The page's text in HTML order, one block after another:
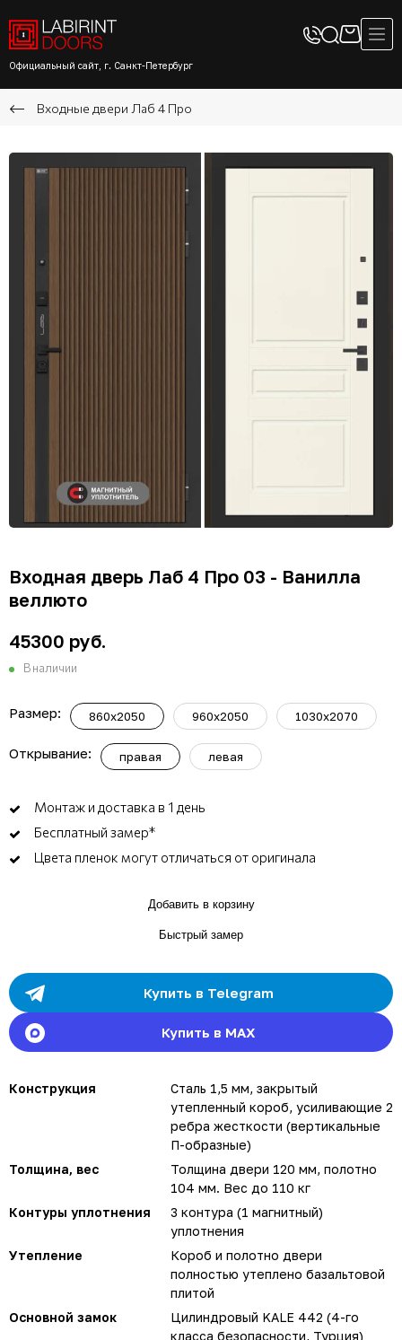
Официальный сайт, г. Санкт-Петербург
Входные двери Лаб 4 Про
Входная дверь Лаб 4 Про 03 - Ванилла
веллюто
45300 руб.
В наличии
Размер: 860х2050 960х2050 1030х2070
Открывание: правая левая
Монтаж и доставка в 1 день
Бесплатный замер*
Цвета пленок могут отличаться от оригинала
Добавить в корзину
Быстрый замер
Купить в Telegram
Купить в MAX
Конструкция
Сталь 1,5 мм, закрытый
утепленный короб, усиливающие 2
ребра жесткости (вертикальные
П-образные)
Толщина, вес
Толщина двери 120 мм, полотно
104 мм. Вес до 110 кг
Контуры уплотнения
3 контура (1 магнитный)
уплотнения
Утепление
Короб и полотно двери
полностью утеплено базальтовой
плитой
Основной замок
Цилиндровый KALE 442 (4-го
класса безопасности, Турция)